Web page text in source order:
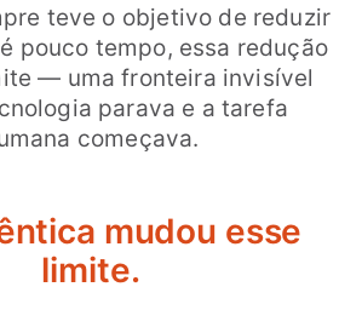
teve o objetivo de reduzir
pouco tempo, essa redução
— uma fronteira invisível
parava e a tarefa
começava.
mudou esse
limite.